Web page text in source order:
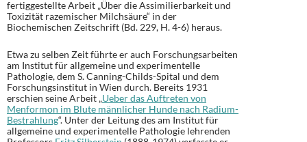
fertiggestellte Arbeit „Über die Assimilierbarkeit und
Toxizität razemischer Milchsäure“ in der
Biochemischen Zeitschrift (Bd. 229, H. 4-6) heraus.
Etwa zu selben Zeit führte er auch Forschungsarbeiten
am Institut für allgemeine und experimentelle
Pathologie, dem S. Canning-Childs-Spital und dem
Forschungsinstitut in Wien durch. Bereits 1931
erschien seine Arbeit „Ueber das Auftreten von
Menformon im Blute männlicher Hunde nach Radium-
Bestrahlung“. Unter der Leitung des am Institut für
allgemeine und experimentelle Pathologie lehrenden